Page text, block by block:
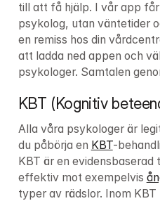
till att få hjälp. I vår app
psykolog, utan väntetider
en remiss hos din
att ladda ned appen och
psykologer. Samtalen
KBT (Kognitiv
Alla våra psykologer är
du påbörja en KBT-
KBT är en
effektiv mot exempelvis
typer av rädslor. Inom